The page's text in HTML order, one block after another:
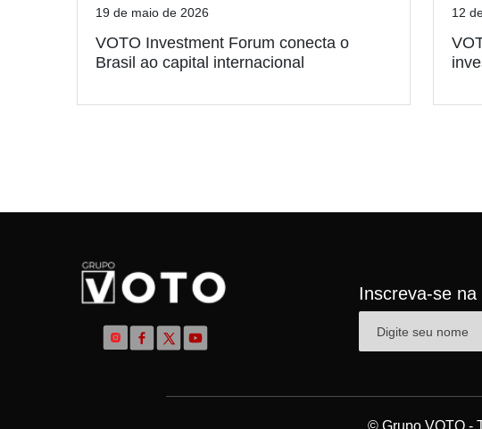
19 de maio de 2026
VOTO Investment Forum conecta o
Brasil ao capital internacional
12
Inscreva-se